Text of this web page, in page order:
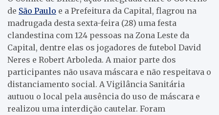
de São Paulo e a Prefeitura da Capital, flagrou na
madrugada desta sexta-feira (28) uma festa
clandestina com 124 pessoas na Zona Leste da
Capital, dentre elas os jogadores de futebol David
Neres e Robert Arboleda. A maior parte dos
participantes não usava máscara e não respeitava o
distanciamento social. A Vigilância Sanitária
autuou o local pela ausência do uso de máscara e
realizou uma interdição cautelar. Foram